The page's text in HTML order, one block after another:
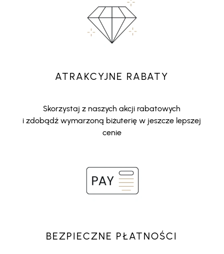
ATRAKCYJNE RABATY
Skorzystaj z naszych akcji rabatowych
i zdobądź wymarzoną biżuterię w jeszcze lepszej
cenie
BEZPIECZNE PŁATNOŚCI